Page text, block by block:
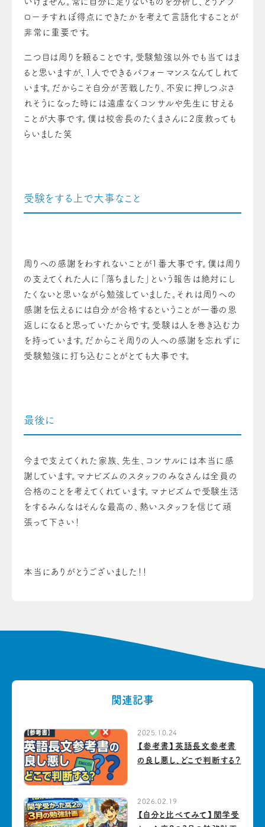
ローチすれぼ得点にできたかを考えて言語化することが
非常に重要です。
二つ目は周りを頼ることです。受験勉強以外でも当てはま
ると思いますが、1人でできるパフォーマンスなんてしれて
います。だからこそ自分が苦戦したり、不安に押しつぶさ
れそうになった時には遠慮なくコンサルや先生に甘える
ことが大事です。僕は校舎長のたくまさんに2度救っても
らいました笑
受験をする上で大事なこと
周りへの感謝をわすれないことが1番大事です。僕は周り
の支えてくれた人に「落ちました」という報告は絶対にし
たくないと思いながら勉強していました。それは周りへの
感謝を伝えるには自分が合格するということが一番の恩
返しになると思っていたからです。受験は人を巻き込む力
を持っています。だからこそ周りの人への感謝を忘れずに
受験勉強に打ち込むことがとても大事です。
最後に
今まで支えてくれた家族、先生、コンサルには本当に感
謝しています。マナビズムのスタッフのみなさんは全員の
合格のことを考えてくれています。マナビズムで受験生活
をするみんなはそんな最高の、熱いスタッフを信じて頑
張って下さい！
本当にありがとうございました！！
関連記事
2025.10.24
【参考書】英語長文参考書
の良し悪し、どこで判断する？
2026.02.19
【自分と比べてみて】関学受